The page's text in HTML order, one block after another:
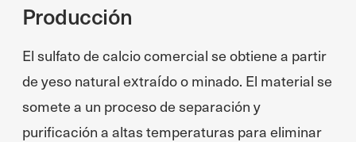
Producción
El sulfato de calcio comercial se obtiene a partir
de yeso natural extraído o minado. El material se
somete a un proceso de separación y
purificación a altas temperaturas para eliminar